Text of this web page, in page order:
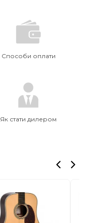
Способи оплати
Як стати дилером